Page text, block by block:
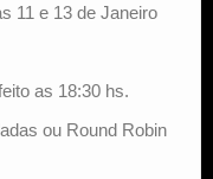
11 e 13 de Janeiro
as 18:30 hs.
ou Round Robin